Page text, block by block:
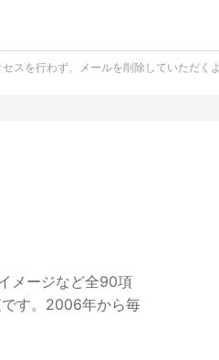
スを行わず、メールを削除していただく
メージなど全90項
す。2006年から毎